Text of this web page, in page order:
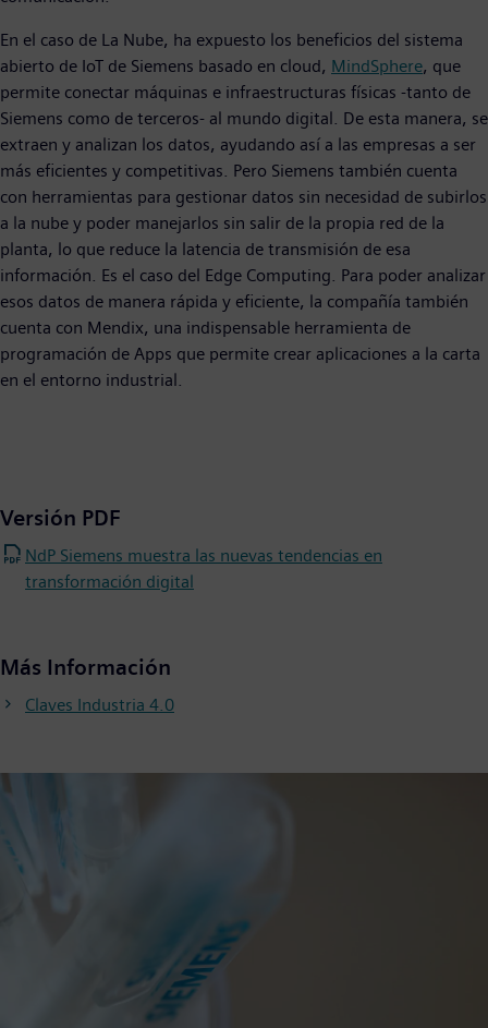
En el caso de La Nube, ha expuesto los beneficios del sistema
abierto de IoT de Siemens basado en cloud, MindSphere, que
permite conectar máquinas e infraestructuras físicas -tanto de
Siemens como de terceros- al mundo digital. De esta manera, se
extraen y analizan los datos, ayudando así a las empresas a ser
más eficientes y competitivas. Pero Siemens también cuenta
con herramientas para gestionar datos sin necesidad de subirlos
a la nube y poder manejarlos sin salir de la propia red de la
planta, lo que reduce la latencia de transmisión de esa
información. Es el caso del Edge Computing. Para poder analizar
esos datos de manera rápida y eficiente, la compañía también
cuenta con Mendix, una indispensable herramienta de
programación de Apps que permite crear aplicaciones a la carta
en el entorno industrial.
Versión PDF
NdP Siemens muestra las nuevas tendencias en
transformación digital
Más Información
Claves Industria 4.0